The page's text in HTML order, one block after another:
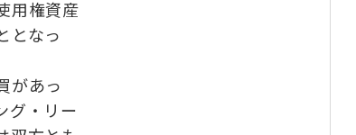
用権資産
となっ
があっ
グ・リー